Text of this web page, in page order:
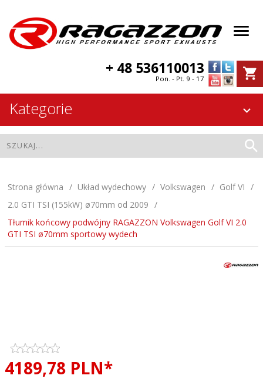
+ 48 536110013
Pon. - Pt. 9 - 17
Kategorie
Strona główna Układ wydechowy Volkswagen
Golf VI
2.0 GTI TSI (155kW) ø70mm od 2009
Tłumik końcowy podwójny RAGAZZON Volkswagen Golf VI 2.0
GTI TSI ø70mm sportowy wydech
4189,78 PLN*